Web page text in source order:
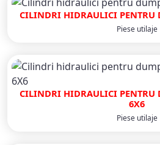
CILINDRI HIDRAULICI PENTRU
Piese utilaje
CILINDRI HIDRAULICI PENTRU
6X6
Piese utilaje